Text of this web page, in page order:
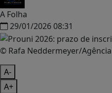
A Folha
29/01/2026 08:31
© Rafa Neddermeyer/
A-
A+